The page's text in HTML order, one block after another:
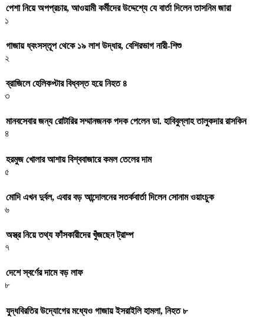
পেশা নিয়ে অপপ্রচার, আওয়ামী কর্মীদের উদ্দেশ্যে যে বার্তা দিলেন তাসনিম জারা
১
গাজায় ধ্বংসস্তূপ থেকে ১৯ লাশ উদ্ধার, বেশিরভাগ নারী-শিশু
২
ব্রাজিলে হেলিকপ্টার বিধ্বস্ত হয়ে নিহত ৪
৩
মানবসেবার জন্য রোটারির সম্মানজনক পদক পেলেন ডা. হাবিবুল্লাহ তালুকদার রাসকিন
৪
হরমুজ খোলার আশায় বিশ্ববাজারে কমল তেলের দাম
৫
মোদি এখন দুর্বল, এবার বড় আন্দোলনের সতর্কবার্তা দিলেন সোনাম ওয়াংচুক
৬
অস্ত্র নিয়ে তথ্য ফাঁসকারীদের খুঁজছেন ট্রাম্প
৭
দেশে স্বর্ণের দামে বড় লাফ
৮
যুদ্ধবিরতির উদ্যোগের মধ্যেও গাজায় ইসরাইলি হামলা, নিহত ৮